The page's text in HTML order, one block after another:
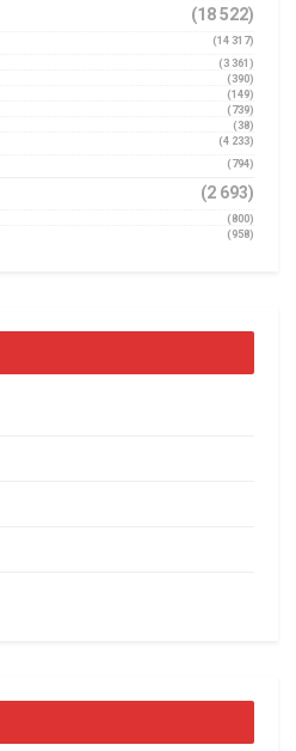
(18 522)
(14 317)
(3 361)
(390)
(149)
(739)
(38)
(4 233)
(794)
(2 693)
(800)
(958)